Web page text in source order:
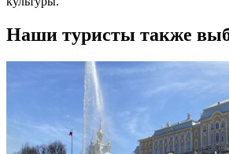
Наши туристы также